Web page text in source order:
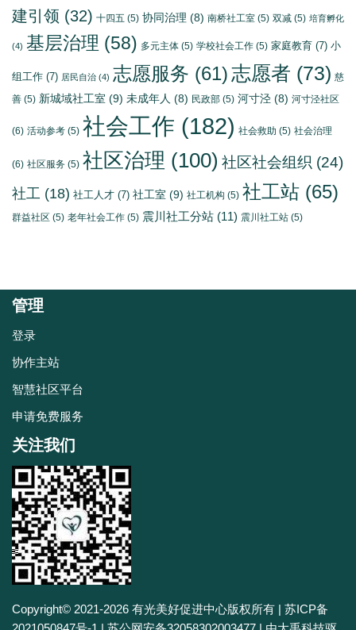
建引领 (32) 十四五 (5) 协同治理 (8) 南桥社工室 (5) 双减 (5) 培育孵化
(4) 基层治理 (58) 多元主体 (5) 学校社会工作 (5) 家庭教育 (7) 小
组工作 (7) 居民自治 (4) 志愿服务 (61)志愿者 (73) 慈
善 (5) 新城域社工室 (9) 未成年人 (8) 民政部 (5) 河寸泾 (8) 河寸泾社区
(6) 活动参考 (5) 社会工作 (182) 社会救助 (5) 社会治理
(6) 社区服务 (5) 社区治理 (100) 社区社会组织 (24)
社工 (18) 社工人才 (7) 社工室 (9) 社工机构 (5) 社工站 (65)
群益社区 (5) 老年社会工作 (5) 震川社工分站 (11) 震川社工站 (5)
管理
登录
协作主站
智慧社区平台
申请免费服务
关注我们
Copyright© 2021-2026 有光美好促进中心版权所有 | 苏ICP备